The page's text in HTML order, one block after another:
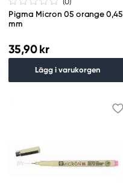
Pigma Micron 05 orange 0,45
mm
35,90 kr
Lägg i varukorgen